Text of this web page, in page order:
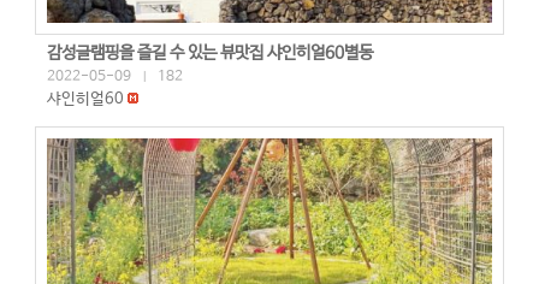
감성글램핑을 즐길 수 있는 뷰맛집 샤인히얼60별동
2022-05-09 182
샤인히얼60